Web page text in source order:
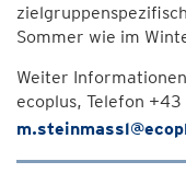
Sommer wie im
Weiter
ecoplus, Telefon